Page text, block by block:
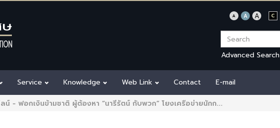
Advanced Search
Service Knowledge Web Link Contact E-mail
- ฟอกเงินข้ามชาติ ผู้ต้องหา “นารีรัตน์ กับพวก” โยงเครือข่ายนักก...